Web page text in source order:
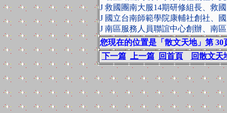
J 救國團南大服14期研修組長、救
J 國立台南師範學院康輔社創社、
J 南區服務人員聯誼中心創辦、南
您現在的位置是「散文天地」第 30
下一篇
上一篇 回首頁 回散文天